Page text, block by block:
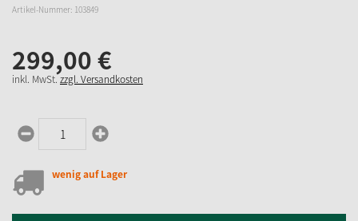
Artikel-Nummer: 103849
299,00€
inkl. MwSt.zzgl. Versandkosten
wenig auf Lager